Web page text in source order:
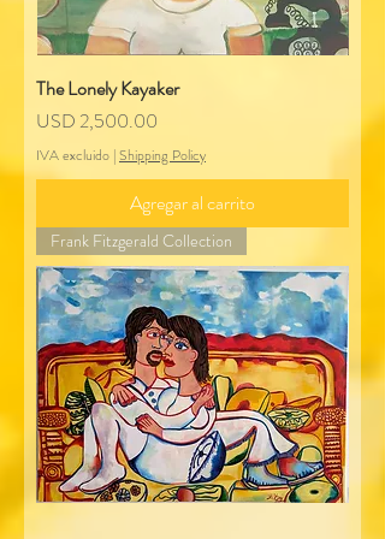
The Lonely Kayaker
Precio
USD 2,500.00
IVA excluido |Shipping Policy
Agregar al carrito
Frank Fitzgerald Collection